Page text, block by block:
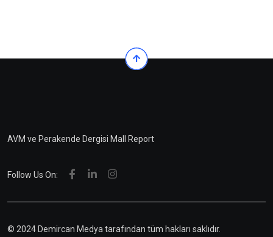
AVM ve Perakende Dergisi Mall Report
Follow Us On:
© 2024 Demircan Medya tarafından tüm hakları saklıdır.